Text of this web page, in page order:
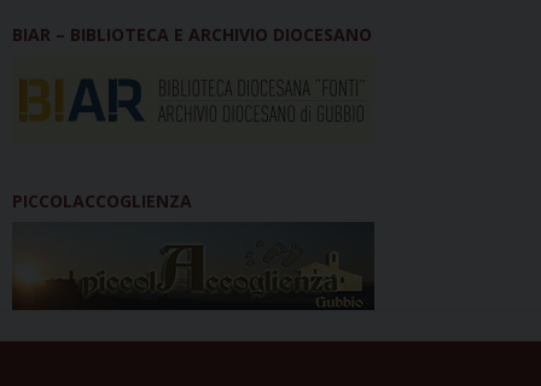
BIAR – BIBLIOTECA E ARCHIVIO DIOCESANO
PICCOLACCOGLIENZA